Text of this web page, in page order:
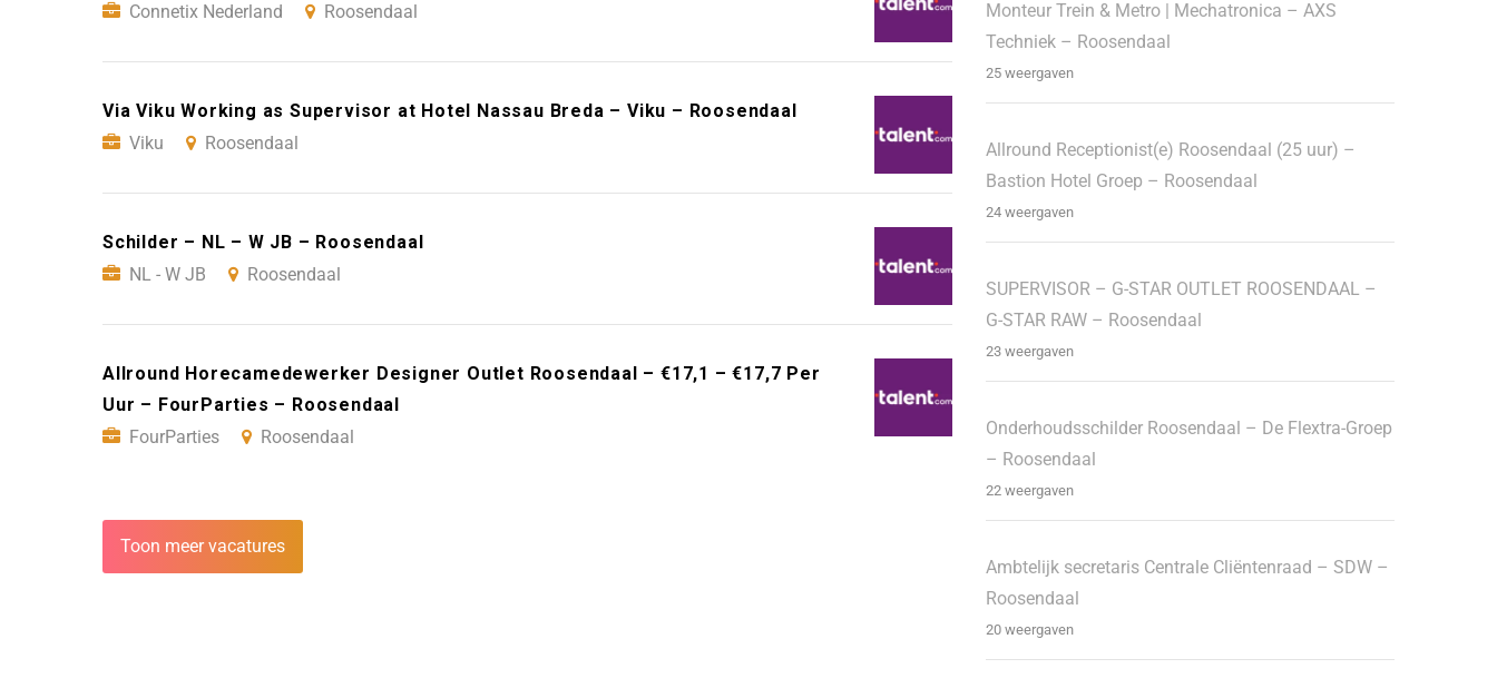
Connetix Nederland
Roosendaal
Via Viku Working as Supervisor at Hotel Nassau Breda – Viku – Roosendaal
Viku
Roosendaal
Schilder – NL – W JB – Roosendaal
NL - W JB
Roosendaal
Allround Horecamedewerker Designer Outlet Roosendaal – €17,1 – €17,7 Per
Uur – FourParties – Roosendaal
FourParties
Roosendaal
Toon meer vacatures
Monteur Trein & Metro | Mechatronica – AXS
Techniek – Roosendaal
25 weergaven
Allround Receptionist(e) Roosendaal (25 uur) –
Bastion Hotel Groep – Roosendaal
24 weergaven
SUPERVISOR – G-STAR OUTLET ROOSENDAAL –
G-STAR RAW – Roosendaal
23 weergaven
Onderhoudsschilder Roosendaal – De Flextra-Groep
– Roosendaal
22 weergaven
Ambtelijk secretaris Centrale Cliëntenraad – SDW –
Roosendaal
20 weergaven